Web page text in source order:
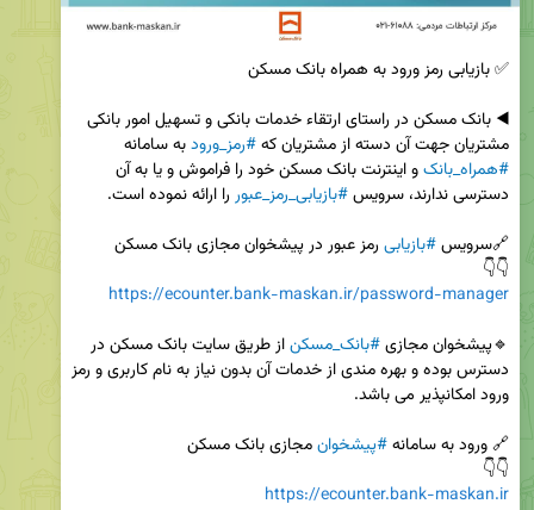
مشتریان جهت آن دسته از مشتریان که #رمز_ورود به سامانه
#همراه_بانک
دسترسی ندارند، سرویس #بازیابی_رمز_عبور
🔗سرویس #بازیابی
👇👇
https://ecounter.bank-maskan.ir/password-manager
🔹️پیشخوان مجازی #بانک_مسکن
🔗 ورود به سامانه #پیشخوان
👇👇
https://ecounter.bank-maskan.ir